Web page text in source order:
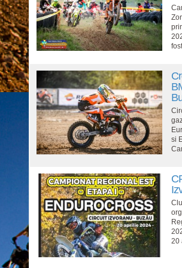
si
20